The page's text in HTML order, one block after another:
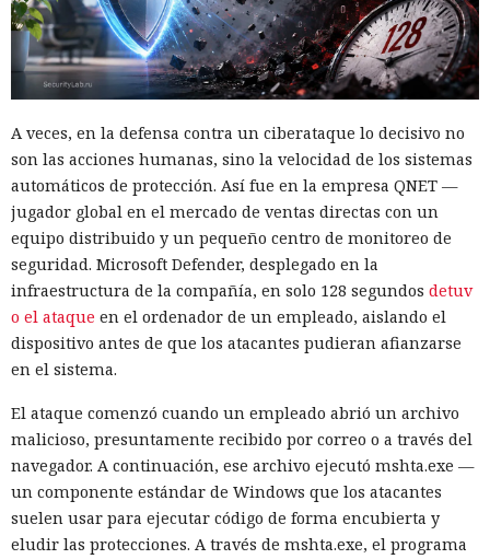
A veces, en la defensa contra un ciberataque lo decisivo no
son las acciones humanas, sino la velocidad de los sistemas
automáticos de protección. Así fue en la empresa QNET —
jugador global en el mercado de ventas directas con un
equipo distribuido y un pequeño centro de monitoreo de
seguridad. Microsoft Defender, desplegado en la
infraestructura de la compañía, en solo 128 segundos detuv
o el ataque en el ordenador de un empleado, aislando el
dispositivo antes de que los atacantes pudieran afianzarse
en el sistema.
El ataque comenzó cuando un empleado abrió un archivo
malicioso, presuntamente recibido por correo o a través del
navegador. A continuación, ese archivo ejecutó mshta.exe —
un componente estándar de Windows que los atacantes
suelen usar para ejecutar código de forma encubierta y
eludir las protecciones. A través de mshta.exe, el programa